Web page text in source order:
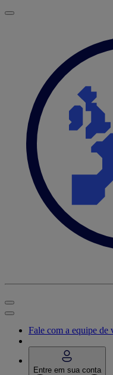
Fale com a equipe de
Entre em sua conta